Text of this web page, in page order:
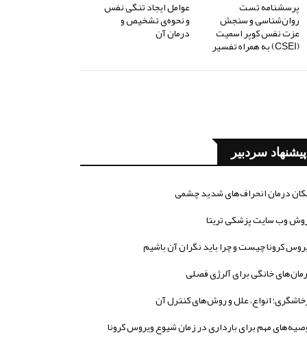
پرسشنامه تست
روان‌شناسی و سنجش
عزت نفس کوپر اسمیت
(CSEI) به همراه تفسیر
عوامل ایجاد تنگی نفس
و نحوه‌ی تشخیص و
درمان آن
پیشنهاد سردبیر
درمان انحراف‌های شدید چشمی
وب سایت پزشکی تریتا
کرونا چیست و چرا باید نگران آن باشیم
خانگی برای آلرژی فصلی
انواع، علل و روش‌های کنترل آن
مهم برای بارداری در زمان شیوع ویروس کرونا